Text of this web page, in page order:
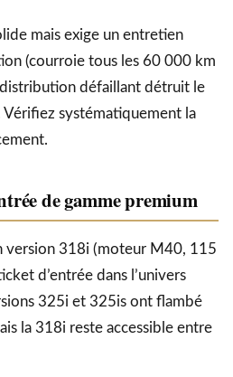
mais exige un entretien
(courroie tous les 60 000 km
distribution défaillant détruit le
systématiquement la
de gamme premium
version 318i (moteur M40, 115
d’entrée dans l’univers
325i et 325is ont flambé
la 318i reste accessible entre